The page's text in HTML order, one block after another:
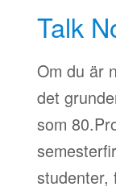
Talk
Om du är
det
som
studenter,